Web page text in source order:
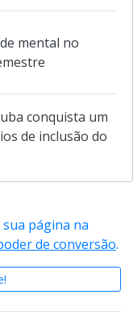
mental no
conquista um
de inclusão do
sua página na
de conversão